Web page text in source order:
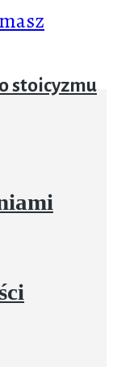
stoicyzmu